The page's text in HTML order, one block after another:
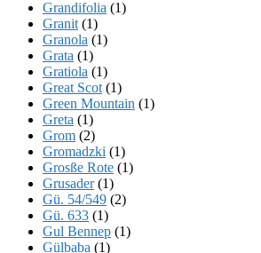
Grandifolia (1)
Granit (1)
Granola (1)
Grata (1)
Gratiola (1)
Great Scot (1)
Green Mountain (1)
Greta (1)
Grom (2)
Gromadzki (1)
Grosße Rote (1)
Grusader(1)
Gü. 54/549 (2)
Gü. 633 (1)
Gul Bennep (1)
Gülbaba (1)